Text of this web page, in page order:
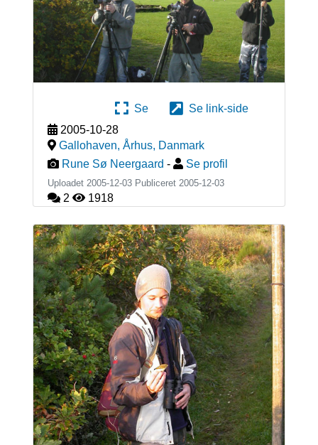
Se
Se link-side
2005-10-28
Gallohaven, Århus, Danmark
Rune Sø Neergaard - Se profil
Uploadet 2005-12-03 Publiceret 2005-12-03
2 1918